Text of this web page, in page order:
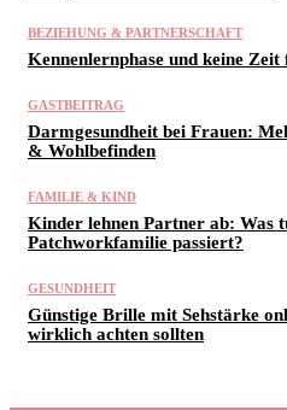
BEZIEHUNG & PARTNERSCHAFT
Kennenlernphase und keine
GASTBEITRAG
Darmgesundheit bei Frauen:
& Wohlbefinden
FAMILIE & KIND
Kinder lehnen Partner ab: Was
Patchworkfamilie passiert?
GESUNDHEIT
Günstige Brille mit Sehstärke
wirklich achten sollten